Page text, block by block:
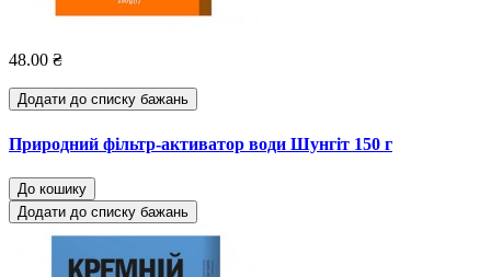
48.00 ₴
Додати до списку бажань
Природний фільтр-активатор води Шунгіт 150 г
До кошику
Додати до списку бажань